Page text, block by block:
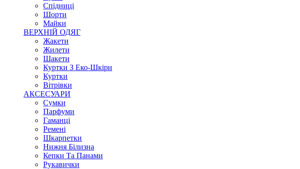
Спідниці
Шорти
Майки
ВЕРХНІЙ ОДЯГ
Жакети
Жилети
Шакети
Куртки З Еко-Шкіри
Куртки
Вітрівки
АКСЕСУАРИ
Сумки
Парфуми
Гаманці
Ремені
Шкарпетки
Нижня Білизна
Кепки Та Панами
Рукавички